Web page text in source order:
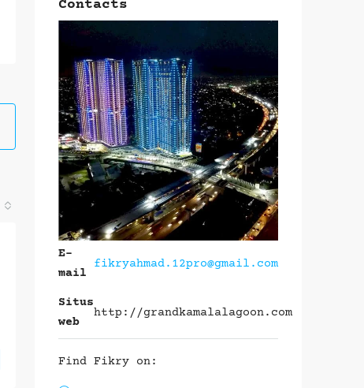
Contacts
E-
mail
fikryahmad.12pro@gmail.com
Situs
web
http://grandkamalalagoon.com
Find Fikry on: